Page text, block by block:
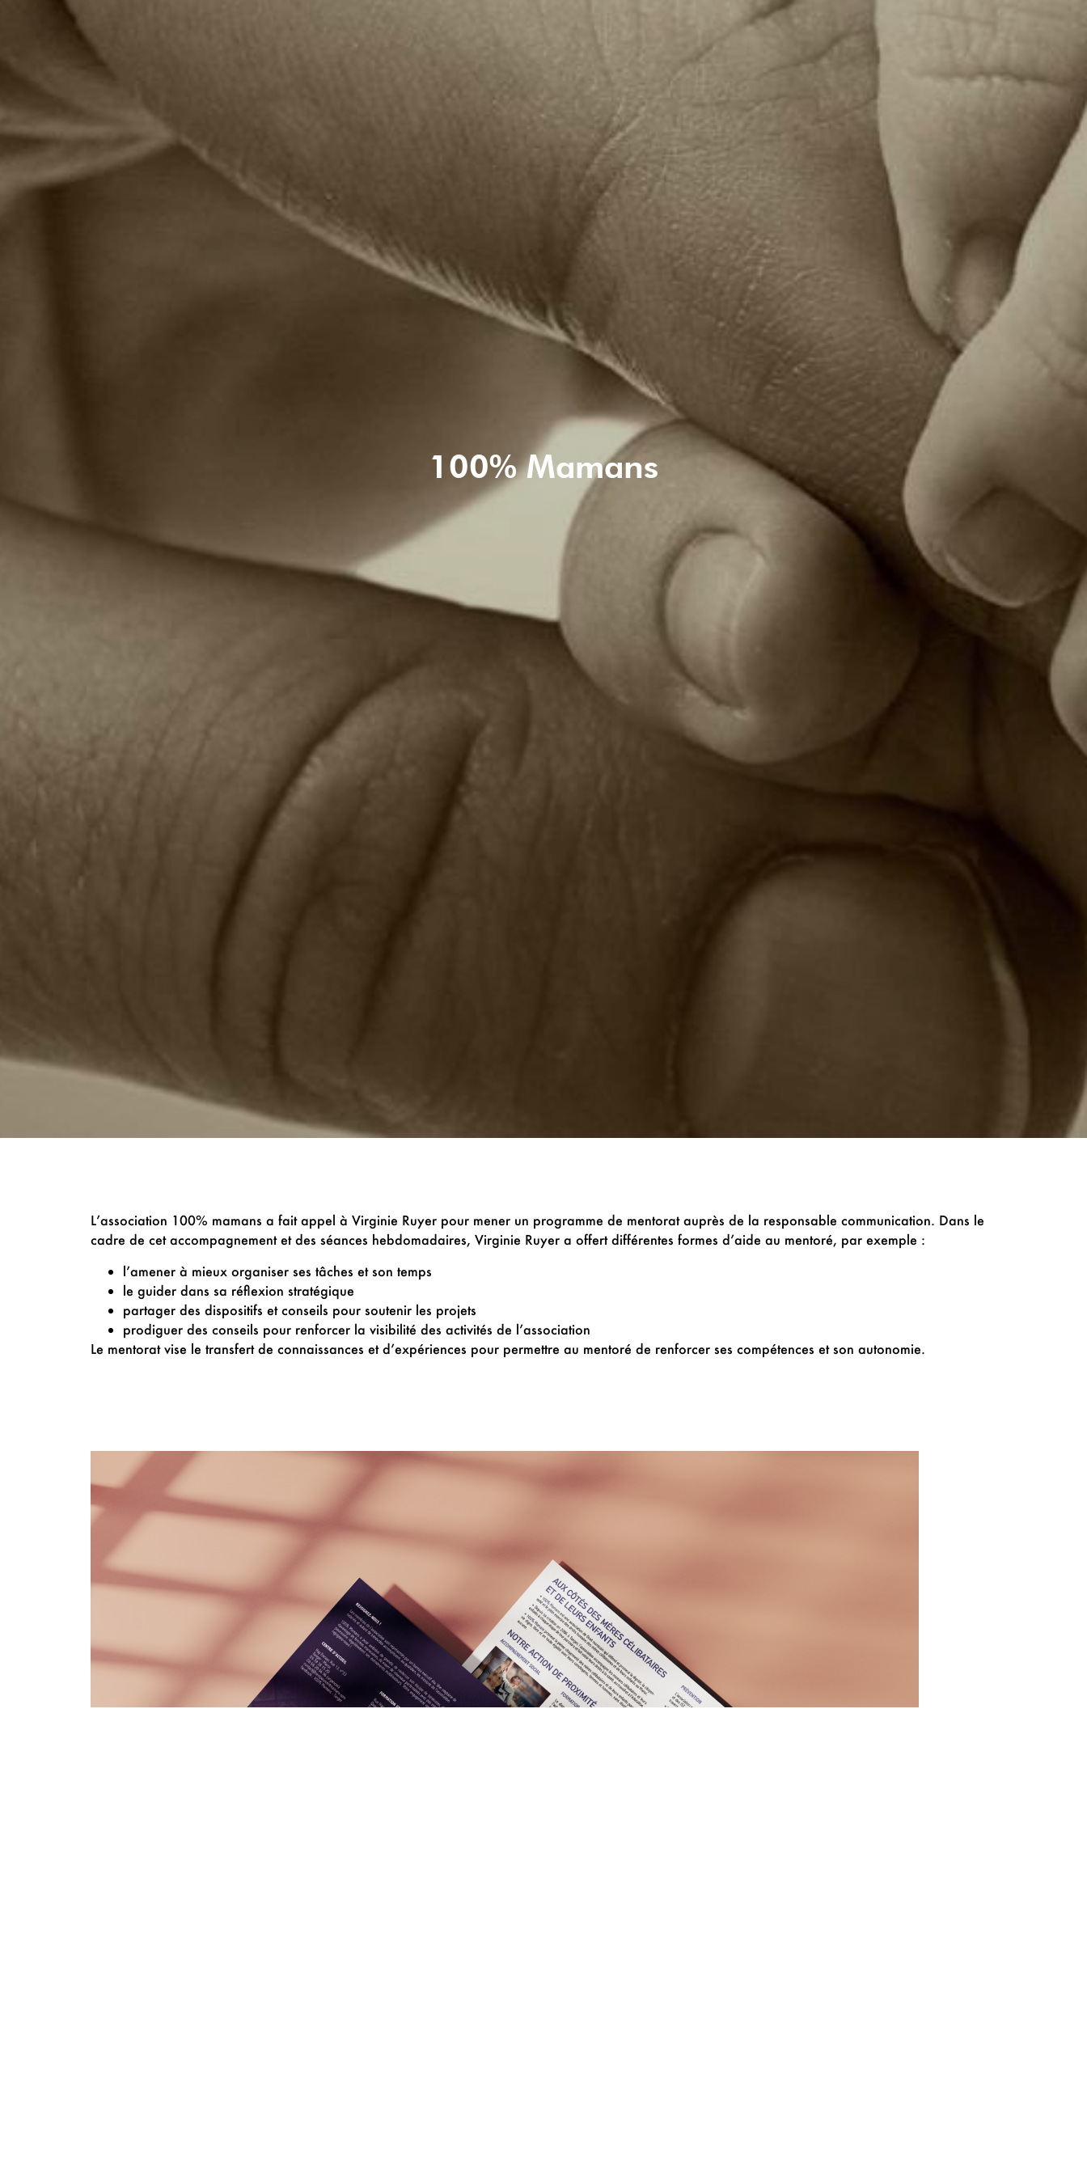
100% Mamans
L’association 100% mamans a fait appel à Virginie Ruyer pour mener un programme de mentorat auprès de la responsable communication. Dans le
cadre de cet accompagnement et des séances hebdomadaires, Virginie Ruyer a offert différentes formes d’aide au mentoré, par exemple :
l’amener à mieux organiser ses tâches et son temps
le guider dans sa réflexion stratégique
partager des dispositifs et conseils pour soutenir les projets
prodiguer des conseils pour renforcer la visibilité des activités de l’association
Le mentorat vise le transfert de connaissances et d’expériences pour permettre au mentoré de renforcer ses compétences et son autonomie.